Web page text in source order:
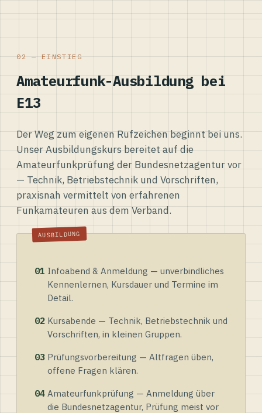
02 — EINSTIEG
Amateurfunk-Ausbildung bei
E13
Der Weg zum eigenen Rufzeichen beginnt bei uns.
Unser Ausbildungskurs bereitet auf die
Amateurfunkprüfung der Bundesnetzagentur vor
— Technik, Betriebstechnik und Vorschriften,
praxisnah vermittelt von erfahrenen
Funkamateuren aus dem Verband.
01 Infoabend & Anmeldung — unverbindliches
Kennenlernen, Kursdauer und Termine im
Detail.
02 Kursabende — Technik, Betriebstechnik und
Vorschriften, in kleinen Gruppen.
03 Prüfungsvorbereitung — Altfragen üben,
offene Fragen klären.
04 Amateurfunkprüfung — Anmeldung über
die Bundesnetzagentur, Prüfung meist vor